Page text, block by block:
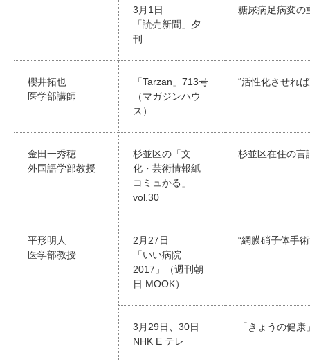
3月1日
「読売新聞」夕
刊
糖尿病足病変の
櫻井拓也
医学部講師
「Tarzan」713号
（マガジンハウ
ス）
“活性化させれ
金田一秀穂
外国語学部教授
杉並区の「文
化・芸術情報紙
コミュかる」
vol.30
杉並区在住の言
平形明人
医学部教授
2月27日
「いい病院
2017」（週刊朝
日 MOOK）
“網膜硝子体手
3月29日、30日
NHK E テレ
「きょうの健